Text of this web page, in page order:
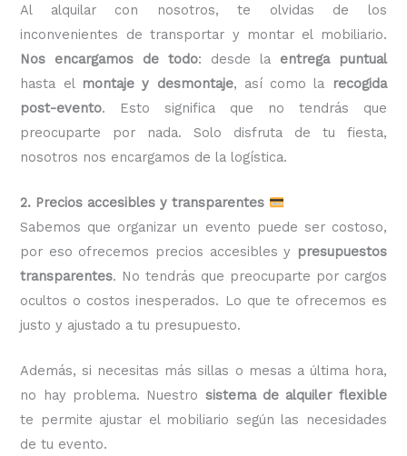
Al alquilar con nosotros, te olvidas de los
inconvenientes de transportar y montar el mobiliario.
Nos encargamos de todo: desde la entrega puntual
hasta el montaje y desmontaje, así como la
recogida
post-evento. Esto significa que no tendrás que
preocuparte por nada. Solo disfruta de tu fiesta,
nosotros nos encargamos de la logística.
2. Precios accesibles y transparentes
Sabemos que organizar un evento puede ser costoso,
por eso ofrecemos precios accesibles y presupuestos
transparentes. No tendrás que preocuparte por cargos
ocultos o costos inesperados. Lo que te ofrecemos es
justo y ajustado a tu presupuesto.
Además, si necesitas más sillas o mesas a última hora,
no hay problema. Nuestro sistema de alquiler flexible
te permite ajustar el mobiliario según las necesidades
de tu evento.